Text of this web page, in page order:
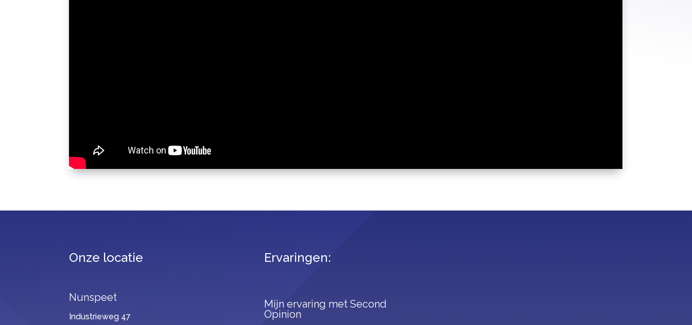
Onze locatie
Nunspeet
Industrieweg 47
Ervaringen:
Mijn ervaring met Second
Opinion